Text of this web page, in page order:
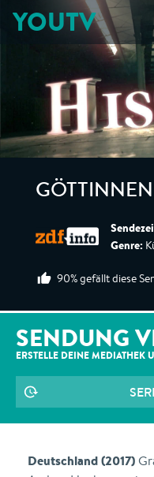
YOUTV
Genre:
90% gefällt diese
SENDUNG
ERSTELLE DEINE MEDIATHEK
Deutschland (2017)